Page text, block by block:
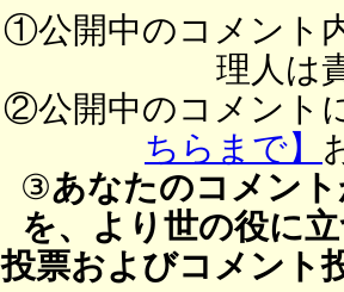
①公開中のコメント
理人は
②公開中のコメント
ちらまで】
③あなたのコメン
を、より世の役に
投票およびコメント